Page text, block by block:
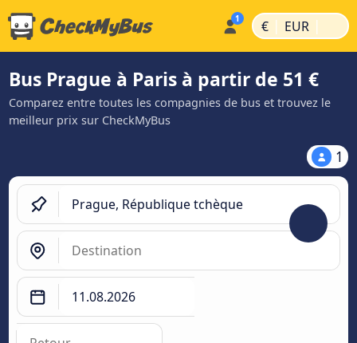
€ | EUR |
Bus Prague à Paris à partir de 51 €
Comparez entre toutes les compagnies de bus et trouvez le
meilleur prix sur CheckMyBus
1